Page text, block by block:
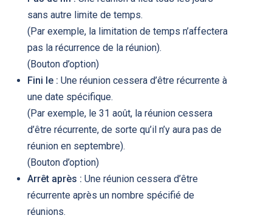
sans autre limite de temps.
(Par exemple, la limitation de temps n’affectera
pas la récurrence de la réunion).
(Bouton d’option)
Fini le : Une réunion cessera d’être récurrente à
une date spécifique.
(Par exemple, le 31 août, la réunion cessera
d’être récurrente, de sorte qu’il n’y aura pas de
réunion en septembre).
(Bouton d’option)
Arrêt après : Une réunion cessera d’être
récurrente après un nombre spécifié de
réunions.